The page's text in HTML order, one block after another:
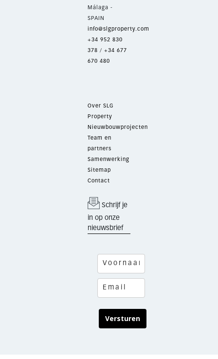
Málaga -
SPAIN
info@slgproperty.com
+34 952 830
378 / +34 677
670 480
Over SLG
Property
Nieuwbouwprojecten
Team en
partners
Samenwerking
Sitemap
Contact
Schrijf je
in op onze
nieuwsbrief
Versturen